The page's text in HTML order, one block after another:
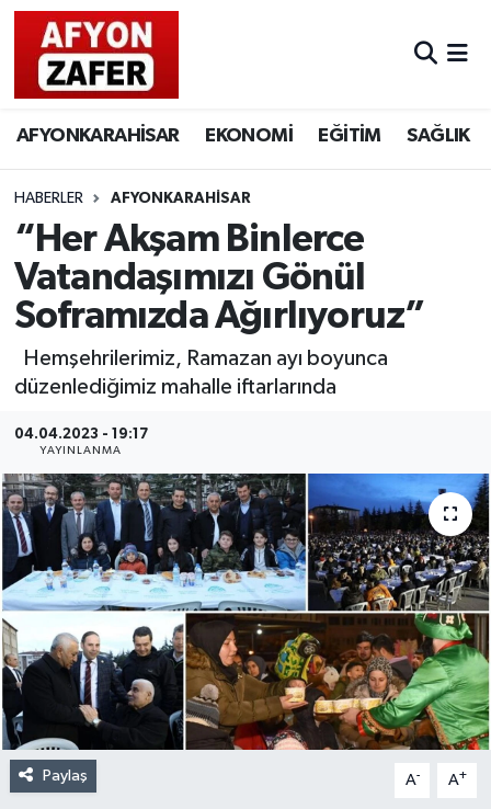
AFYONKARAHİSAR EKONOMİ EĞİTİM SAĞLIK
HABERLER AFYONKARAHİSAR
“Her Akşam Binlerce
Vatandaşımızı Gönül
Soframızda Ağırlıyoruz”
Hemşehrilerimiz, Ramazan ayı boyunca
düzenlediğimiz mahalle iftarlarında
04.04.2023 - 19:17
YAYINLANMA
Paylaş A- A+